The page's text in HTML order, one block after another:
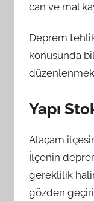
can ve mal
Deprem
konusunda
Yapı
Alaçam
İlçenin
gereklilik
gözden